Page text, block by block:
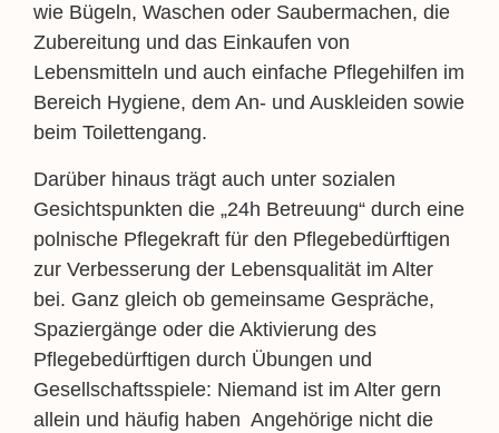
wie Bügeln, Waschen oder Saubermachen, die
Zubereitung und das Einkaufen von
Lebensmitteln und auch einfache Pflegehilfen im
Bereich Hygiene, dem An- und Auskleiden sowie
beim Toilettengang.
Darüber hinaus trägt auch unter sozialen
Gesichtspunkten die „24h Betreuung“ durch eine
polnische Pflegekraft für den Pflegebedürftigen
zur Verbesserung der Lebensqualität im Alter
bei. Ganz gleich ob gemeinsame Gespräche,
Spaziergänge oder die Aktivierung des
Pflegebedürftigen durch Übungen und
Gesellschaftsspiele: Niemand ist im Alter gern
allein und häufig haben Angehörige nicht die